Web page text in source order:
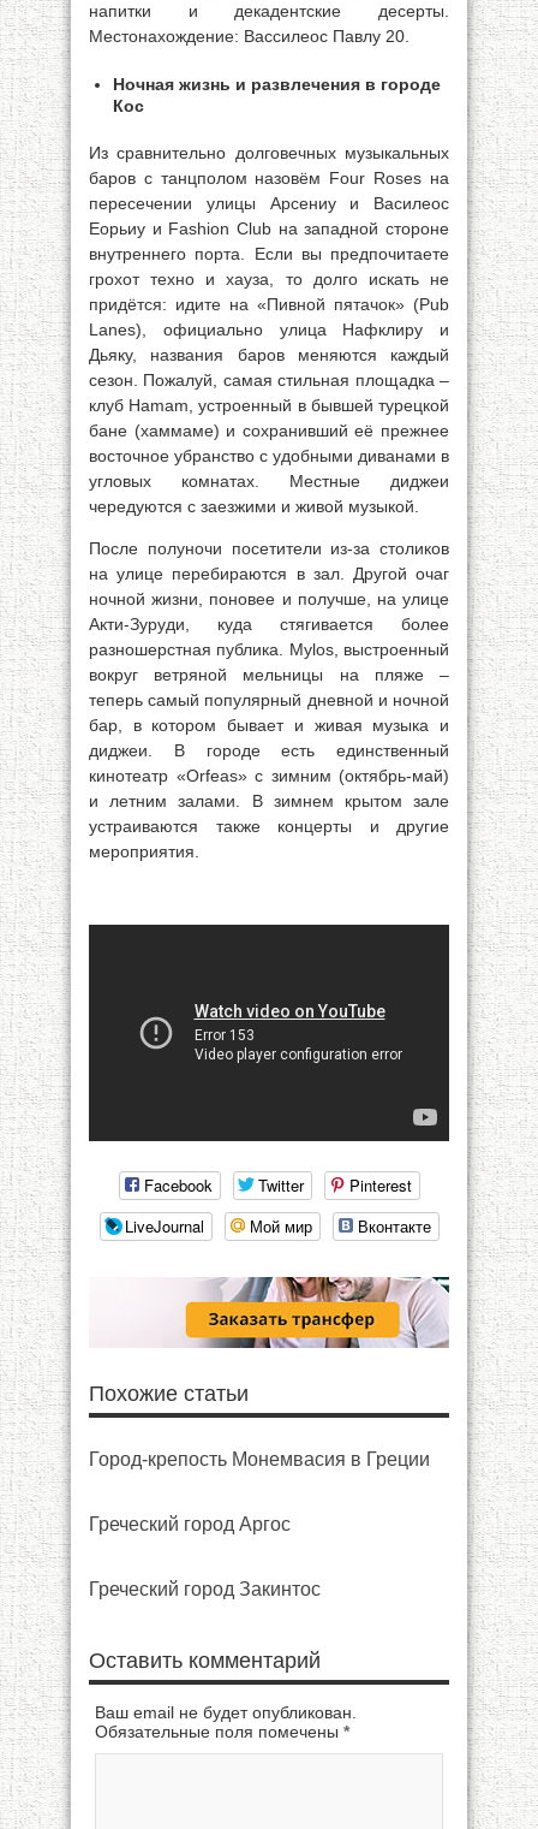
напитки и декадентские десерты.
Местонахождение: Вассилеос Павлy 20.
Ночная жизнь и развлечения в городе
Кос
Из сравнительно долговечных музыкальных
баров с танцполом назовём Four Roses на
пересечении улицы Арсениу и Василеос
Еорьиу и Fashion Club на западной стороне
внутреннего порта. Если вы предпочитаете
грохот техно и хауза, то долго искать не
придётся: идите на «Пивной пятачок» (Pub
Lanes), официально улица Нафклиру и
Дьяку, названия баров меняются каждый
сезон. Пожалуй, самая стильная площадка –
клуб Hamam, устроенный в бывшей турецкой
бане (хаммаме) и сохранивший её прежнее
восточное убранство с удобными диванами в
угловых комнатах. Местные диджеи
чередуются с заезжими и живой музыкой.
После полуночи посетители из-за столиков
на улице перебираются в зал. Другой очаг
ночной жизни, поновее и получше, на улице
Акти-Зуруди, куда стягивается более
разношерстная публика. Муlos, выстроенный
вокруг ветряной мельницы на пляже –
теперь самый популярный дневной и ночной
бар, в котором бывает и живая музыка и
диджеи. В городе есть единственный
кинотеатр «Orfeas» с зимним (октябрь-май)
и летним залами. В зимнем крытом зале
устраиваются также концерты и другие
мероприятия.
Facebook Twitter
Pinterest
LiveJournal
Мой мир Вконтакте
Похожие статьи
Город-крепость Монемвасия в Греции
Греческий город Аргос
Греческий город Закинтос
Оставить комментарий
Ваш email не будет опубликован.
Обязательные поля помечены *